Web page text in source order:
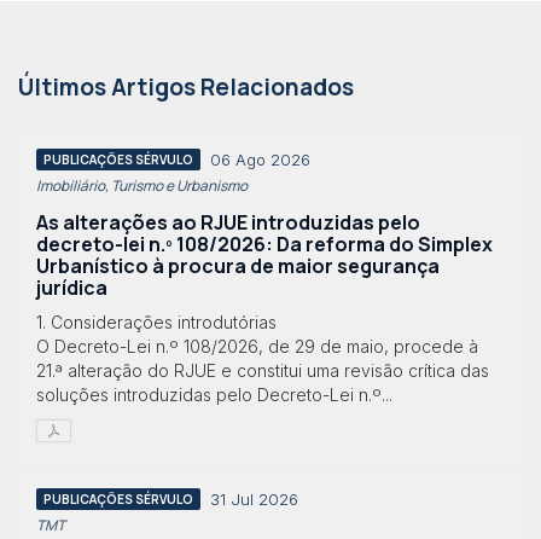
Últimos Artigos Relacionados
PUBLICAÇÕES SÉRVULO 06 Ago 2026
Imobiliário, Turismo e Urbanismo
As alterações ao RJUE introduzidas pelo
decreto-lei n.º 108/2026: Da reforma do Simplex
Urbanístico à procura de maior segurança
jurídica
1. Considerações introdutórias
O Decreto-Lei n.º 108/2026, de 29 de maio, procede à
21.ª alteração do RJUE e constitui uma revisão crítica das
soluções introduzidas pelo Decreto-Lei n.º...
PUBLICAÇÕES SÉRVULO 31 Jul 2026
TMT